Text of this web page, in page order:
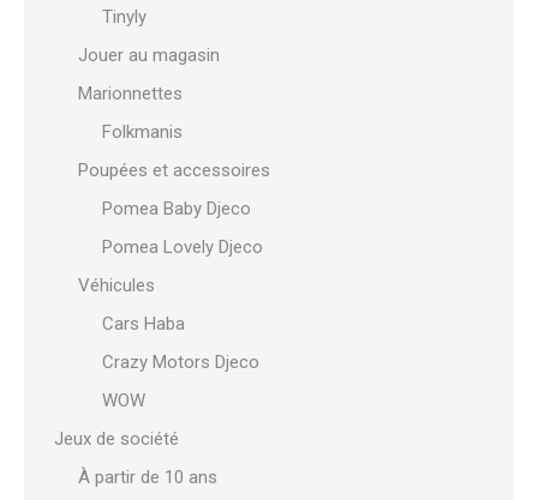
Tinyly
Jouer au magasin
Marionnettes
Folkmanis
Poupées et accessoires
Pomea Baby Djeco
Pomea Lovely Djeco
Véhicules
Cars Haba
Crazy Motors Djeco
WOW
Jeux de société
À partir de 10 ans